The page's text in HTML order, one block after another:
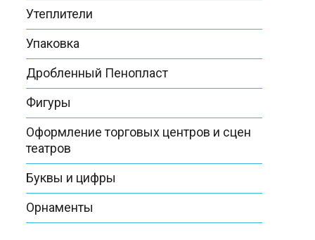
Утеплители
Упаковка
Дробленный Пенопласт
Фигуры
Оформление торговых центров и сцен
театров
Буквы и цифры
Орнаменты